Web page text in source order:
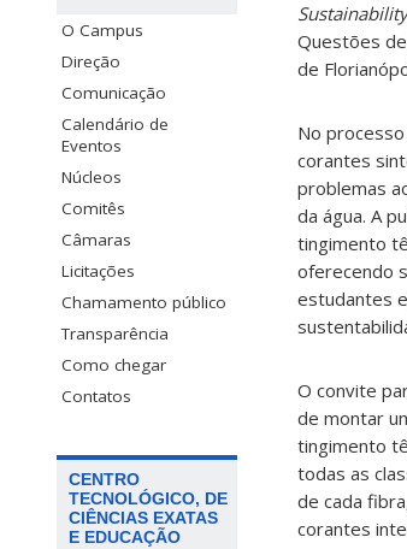
O Campus
Direção
Comunicação
Calendário de
Eventos
Núcleos
Comitês
Câmaras
Licitações
Chamamento público
Transparência
Como chegar
Contatos
CENTRO
TECNOLÓGICO, DE
CIÊNCIAS EXATAS
E EDUCAÇÃO
Questões
de
No
corantes
problemas
da água. A
tingimento
oferecendo
estudantes
O convite
de montar
tingimento
todas as
de cada
corantes